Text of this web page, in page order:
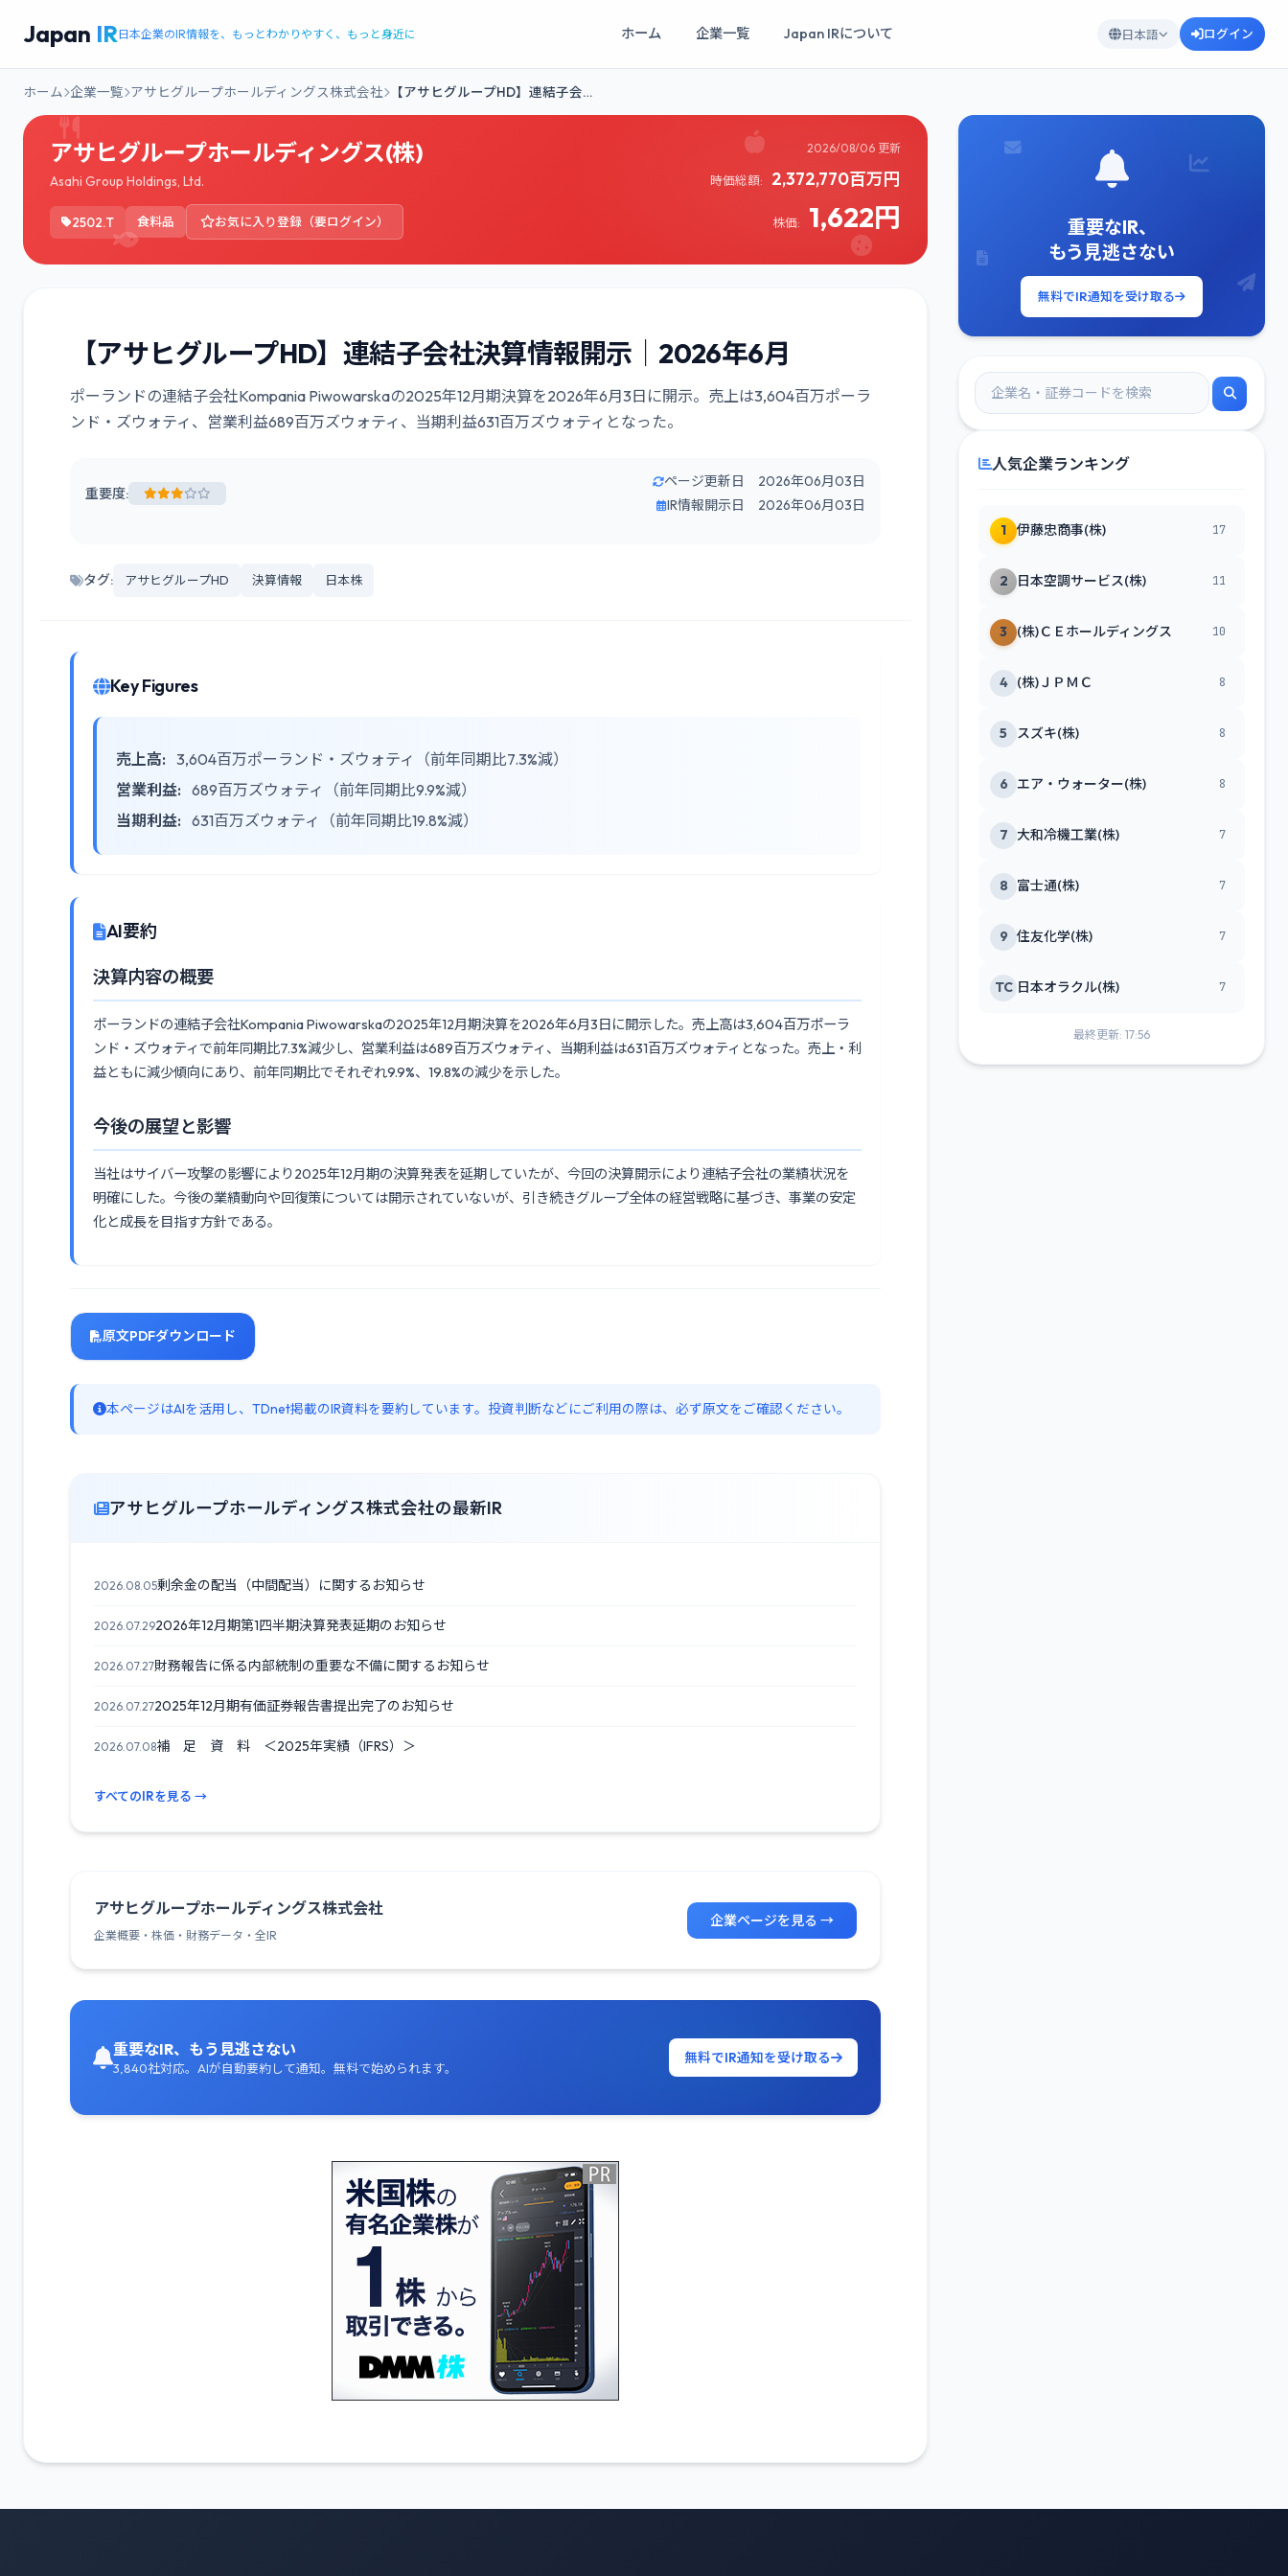
Japan IR日本企業のIR情報を、もっとわかりやすく、もっと身近に ホーム 企業一覧 Japan IRについて 日本語 ログイン
ホーム 企業一覧 アサヒグループホールディングス株式会社 【アサヒグループHD】連結子会…
アサヒグループホールディングス(株)
Asahi Group Holdings, Ltd.
2502.T 食料品 お気に入り登録（要ログイン）
2026/08/06 更新
時価総額: 2,372,770百万円
株価: 1,622円
【アサヒグループHD】連結子会社決算情報開示｜2026年6月
ポーランドの連結子会社Kompania Piwowarskaの2025年12月期決算を2026年6月3日に開示。売上は3,604百万ポーラ
ンド・ズウォティ、営業利益689百万ズウォティ、当期利益631百万ズウォティとなった。
重要度:
ページ更新日 2026年06月03日
IR情報開示日 2026年06月03日
タグ: アサヒグループHD 決算情報 日本株
Key Figures
売上高: 3,604百万ポーランド・ズウォティ（前年同期比7.3%減）
営業利益: 689百万ズウォティ（前年同期比9.9%減）
当期利益: 631百万ズウォティ（前年同期比19.8%減）
AI要約
決算内容の概要
ポーランドの連結子会社Kompania Piwowarskaの2025年12月期決算を2026年6月3日に開示した。売上高は3,604百万ポーラ
ンド・ズウォティで前年同期比7.3%減少し、営業利益は689百万ズウォティ、当期利益は631百万ズウォティとなった。売上・利
益ともに減少傾向にあり、前年同期比でそれぞれ9.9%、19.8%の減少を示した。
今後の展望と影響
当社はサイバー攻撃の影響により2025年12月期の決算発表を延期していたが、今回の決算開示により連結子会社の業績状況を
明確にした。今後の業績動向や回復策については開示されていないが、引き続きグループ全体の経営戦略に基づき、事業の安定
化と成長を目指す方針である。
原文PDFダウンロード
本ページはAIを活用し、TDnet掲載のIR資料を要約しています。投資判断などにご利用の際は、必ず原文をご確認ください。
アサヒグループホールディングス株式会社の最新IR
2026.08.05剰余金の配当（中間配当）に関するお知らせ
2026.07.292026年12月期第1四半期決算発表延期のお知らせ
2026.07.27財務報告に係る内部統制の重要な不備に関するお知らせ
2026.07.272025年12月期有価証券報告書提出完了のお知らせ
2026.07.08補 ⾜ 資 料 ＜2025年実績（IFRS）＞
すべてのIRを見る →
アサヒグループホールディングス株式会社
企業概要・株価・財務データ・全IR
企業ページを見る →
重要なIR、もう見逃さない
3,840社対応。AIが自動要約して通知。無料で始められます。
無料でIR通知を受け取る
重要なIR、
もう見逃さない
無料でIR通知を受け取る
人気企業ランキング
1 伊藤忠商事(株) 17
2 日本空調サービス(株) 11
3 (株)ＣＥホールディングス 10
4 (株)ＪＰＭＣ 8
5 スズキ(株) 8
6 エア・ウォーター(株) 8
7 大和冷機工業(株) 7
8 富士通(株) 7
9 住友化学(株) 7
TC 日本オラクル(株) 7
最終更新: 17:56